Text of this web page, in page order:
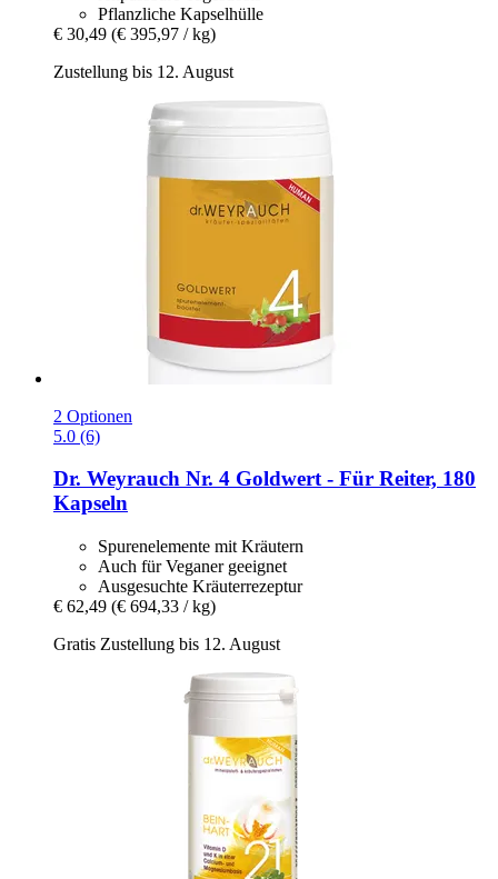
Pflanzliche Kapselhülle
€ 30,49 (€ 395,97 / kg)
Zustellung bis 12. August
2 Optionen
5.0 (6)
Dr. Weyrauch Nr. 4 Goldwert -​ Für Reiter, 180
Kapseln
Spurenelemente mit Kräutern
Auch für Veganer geeignet
Ausgesuchte Kräuterrezeptur
€ 62,49 (€ 694,33 / kg)
Gratis Zustellung bis 12. August